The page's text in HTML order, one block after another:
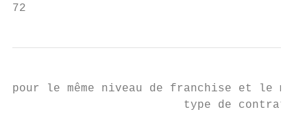
72
pour le même niveau de franchise et le
type de contrat2